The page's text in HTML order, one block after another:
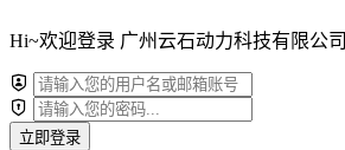
Hi~欢迎登录 广州云石动力科技有限公司
立即登录